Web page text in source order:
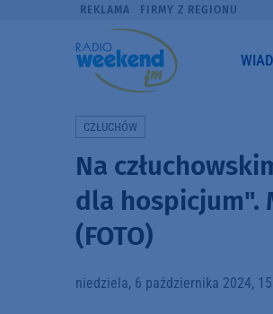
REKLAMA FIRMY Z REGIONU
CZŁUCHÓW
Na
dla hospicjum".
(FOTO)
niedziela, 6 października 2024,